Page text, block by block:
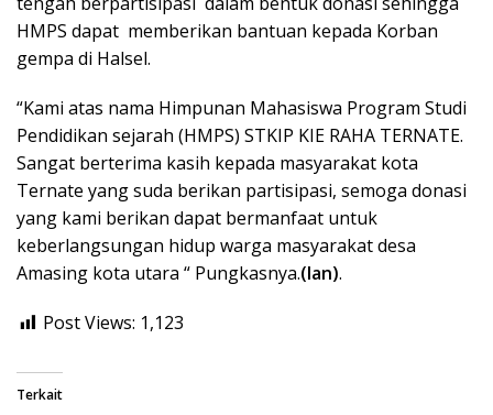
HMPS dapat memberikan bantuan kepada Korban
gempa di Halsel.
“Kami atas nama Himpunan Mahasiswa Program Studi
Pendidikan sejarah (HMPS) STKIP KIE RAHA TERNATE.
Sangat berterima kasih kepada masyarakat kota
Ternate yang suda berikan partisipasi, semoga donasi
yang kami berikan dapat bermanfaat untuk
keberlangsungan hidup warga masyarakat desa
Amasing kota utara “ Pungkasnya.(Ian).
Post Views: 1,123
Terkait